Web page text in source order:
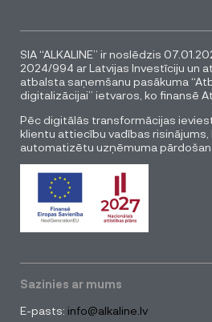
SIA “ALKALINE” ir noslēdzis
2024/994 ar Latvijas Investīciju un
atbalsta saņemšanu pasākuma
digitalizācijai” ietvaros, ko finansē
Pēc digitālās transformācijas
klientu attiecību vadības risinājums,
automatizētu uzņēmuma
Sazinies ar mums
E-pasts: info@alkaline.lv